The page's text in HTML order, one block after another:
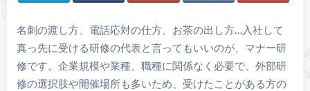
名刺の渡し方、電話応対の仕方、お茶の出し方…入社して
真っ先に受ける研修の代表と言ってもいいのが、マナー研
修です。企業規模や業種、職種に関係なく必要で、外部研
修の選択肢や開催場所も多いため、受けたことがある方の